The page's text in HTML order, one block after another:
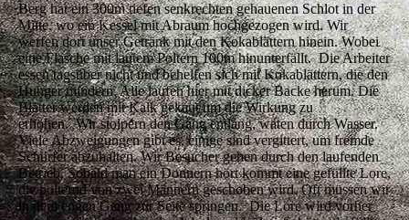
Berg hat ein 300m tiefen senkrechten gehauenen Schlot in der
Mitte, wo ein Kessel mit Abraum hochgezogen wird. Wir
werfen dort unser Getränk mit den Kokablättern hinein. Wobei
eine Flasche mit lautem Poltern 100m hinunterfällt. Die Arbeiter
essen tagsüber nicht und behelfen sich mit Kokablättern, die den
Hunger mindern. Alle laufen hier mit dicker Backe herum. Die
Blätter werden mit Kalk gekaut um die Wirkung zu
erhöhen. Wir stolpern den Gang entlang, waten durch Wasser.
Viele Abzweigungen gibt es, einige sind vergittert, um fremde
Schürfer abzuhalten. Wir Besucher gehen durch den laufenden
Betrieb. Sobald man ein Donnern hört kommt eine gefüllte Lore,
die polternd von zwei Männern geschoben wird. Oft müssen wir
in dem engen Gang zur Seite springen. Die Lore wird vorher